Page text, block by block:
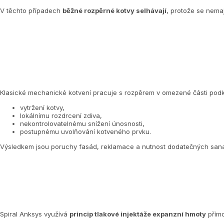
V těchto případech běžné rozpěrné kotvy selhávají, protože se
Klasické mechanické kotvení pracuje s rozpěrem v omezené části
vytržení kotvy,
lokálnímu rozdrcení zdiva,
nekontrolovatelnému snížení únosnosti,
postupnému uvolňování kotveného prvku.
Výsledkem jsou poruchy fasád, reklamace a nutnost dodatečných
Spiral Anksys využívá princip tlakové injektáže expanzní hmoty